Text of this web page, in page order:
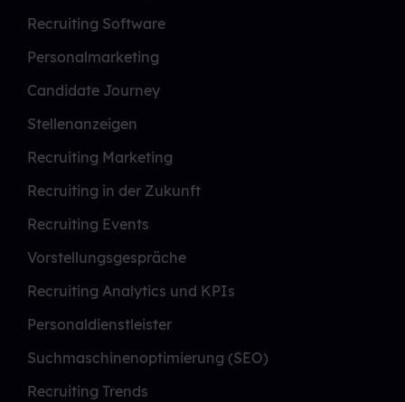
Recruiting Software
Personalmarketing
Candidate Journey
Stellenanzeigen
Recruiting Marketing
Recruiting in der Zukunft
Recruiting Events
Vorstellungsgespräche
Recruiting Analytics und KPIs
Personaldienstleister
Suchmaschinenoptimierung (SEO)
Recruiting Trends